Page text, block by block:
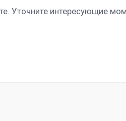
Уточните интересующие